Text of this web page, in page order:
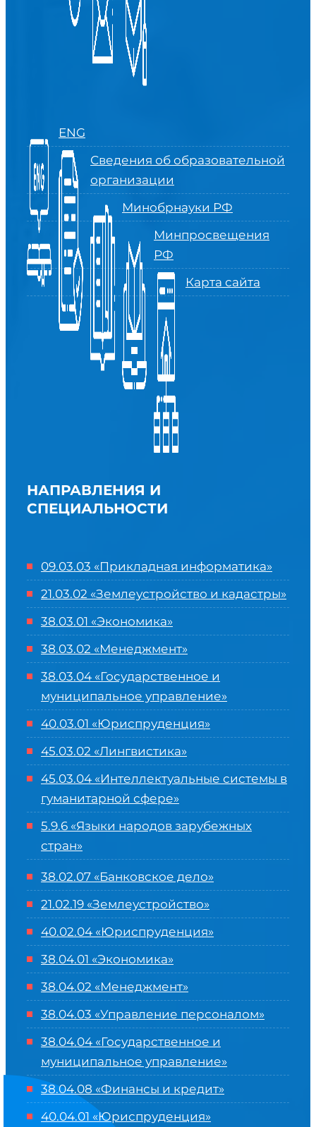
ENG
Сведения об образовательной
организации
Минобрнауки РФ
Минпросвещения
РФ
Карта сайта
НАПРАВЛЕНИЯ И
СПЕЦИАЛЬНОСТИ
09.03.03 «Прикладная информатика»
21.03.02 «Землеустройство и кадастры»
38.03.01 «Экономика»
38.03.02 «Менеджмент»
38.03.04 «Государственное и
муниципальное управление»
40.03.01 «Юриспруденция»
45.03.02 «Лингвистика»
45.03.04 «Интеллектуальные системы в
гуманитарной сфере»
5.9.6 «Языки народов зарубежных
стран»
38.02.07 «Банковское дело»
21.02.19 «Землеустройство»
40.02.04 «Юриспруденция»
38.04.01 «Экономика»
38.04.02 «Менеджмент»
38.04.03 «Управление персоналом»
38.04.04 «Государственное и
муниципальное управление»
38.04.08 «Финансы и кредит»
40.04.01 «Юриспруденция»